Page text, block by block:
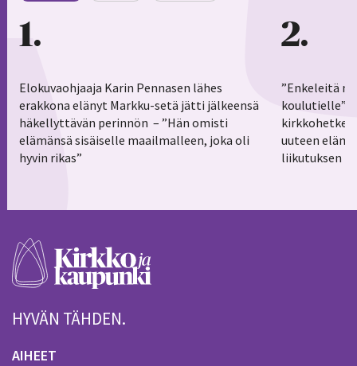
1
Elokuvaohjaaja Karin Pennasen lähes
erakkona elänyt Markku-setä jätti jälkeensä
häkellyttävän perinnön – ”Hän omisti
elämänsä sisäiselle maailmalleen, joka oli
hyvin rikas”
2
”Enkeleitä
koulutielle”–
uuteen
liikutuksen
HYVÄN TÄHDEN.
AIHEET